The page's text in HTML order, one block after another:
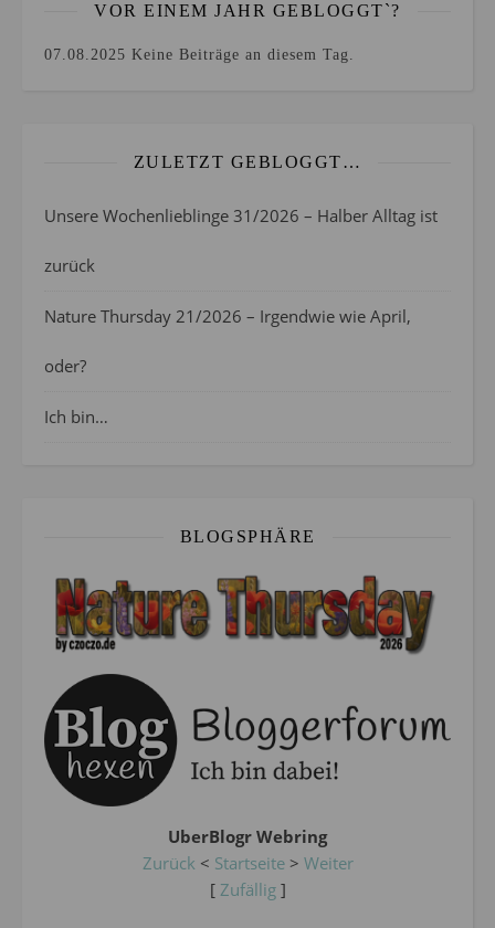
VOR EINEM JAHR GEBLOGGT`?
07.08.2025 Keine Beiträge an diesem Tag.
ZULETZT GEBLOGGT…
Unsere Wochenlieblinge 31/2026 – Halber Alltag ist
zurück
Nature Thursday 21/2026 – Irgendwie wie April,
oder?
Ich bin…
BLOGSPHÄRE
UberBlogr Webring
Zurück < Startseite> Weiter
[ Zufällig]